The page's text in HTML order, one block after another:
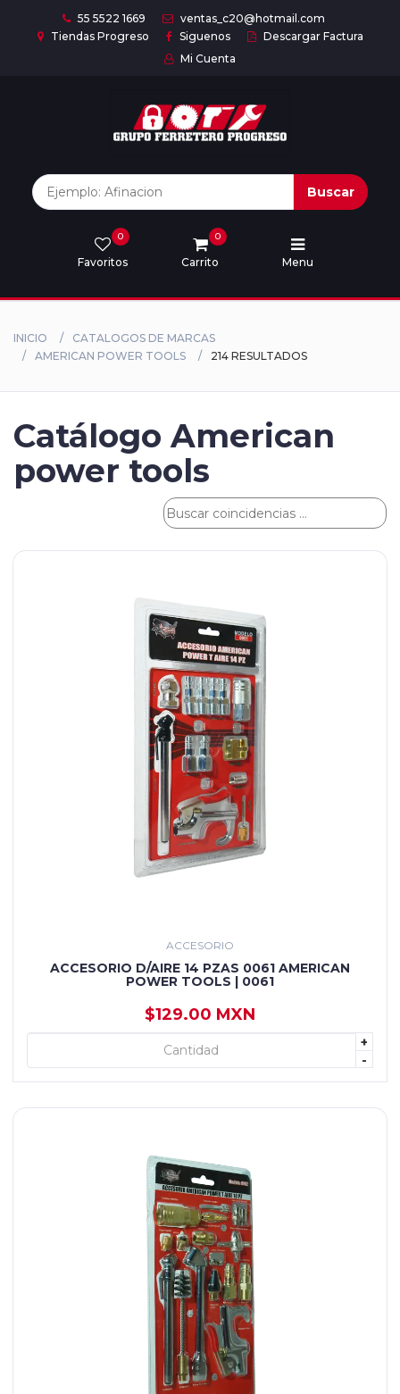
55 5522 1669
ventas_c20@hotmail.com
Tiendas Progreso
Siguenos
Descargar Factura
Mi Cuenta
Buscar
Favoritos
0
Carrito
0
Menu
Marcas
Descargar
INICIO
CATALOGOS DE MARCAS
AMERICAN POWER TOOLS
214 RESULTADOS
Catálogo American
power tools
ACCESORIO
ACCESORIO D/AIRE 14 PZAS 0061 AMERICAN
POWER TOOLS | 0061
$129.00 MXN
+
-
+ AGREGAR